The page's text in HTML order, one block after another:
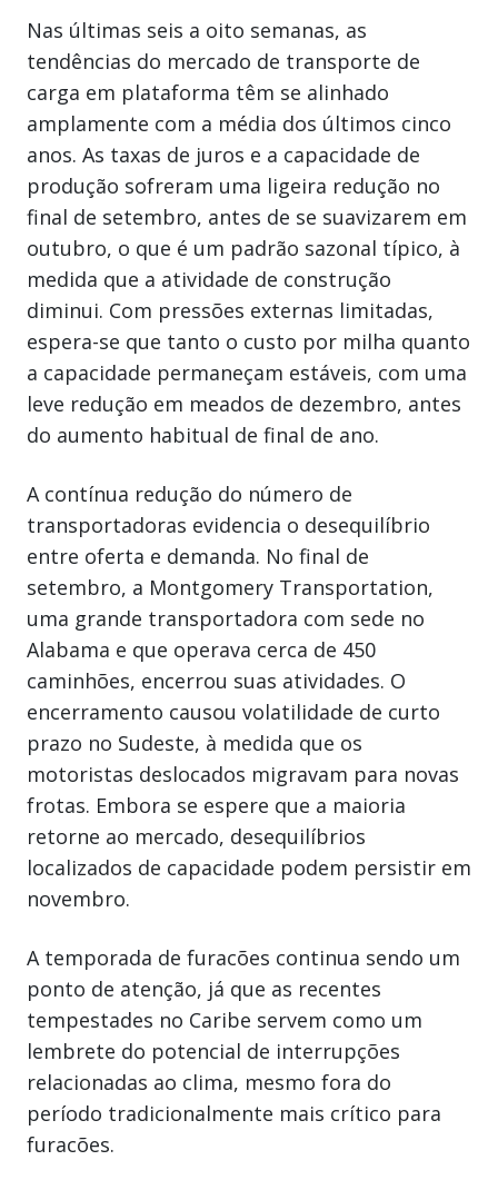
Nas últimas seis a oito semanas, as
tendências do mercado de transporte de
carga em plataforma têm se alinhado
amplamente com a média dos últimos cinco
anos. As taxas de juros e a capacidade de
produção sofreram uma ligeira redução no
final de setembro, antes de se suavizarem em
outubro, o que é um padrão sazonal típico, à
medida que a atividade de construção
diminui. Com pressões externas limitadas,
espera-se que tanto o custo por milha quanto
a capacidade permaneçam estáveis, com uma
leve redução em meados de dezembro, antes
do aumento habitual de final de ano.
A contínua redução do número de
transportadoras evidencia o desequilíbrio
entre oferta e demanda. No final de
setembro, a Montgomery Transportation,
uma grande transportadora com sede no
Alabama e que operava cerca de 450
caminhões, encerrou suas atividades. O
encerramento causou volatilidade de curto
prazo no Sudeste, à medida que os
motoristas deslocados migravam para novas
frotas. Embora se espere que a maioria
retorne ao mercado, desequilíbrios
localizados de capacidade podem persistir em
novembro.
A temporada de furacões continua sendo um
ponto de atenção, já que as recentes
tempestades no Caribe servem como um
lembrete do potencial de interrupções
relacionadas ao clima, mesmo fora do
período tradicionalmente mais crítico para
furacões.